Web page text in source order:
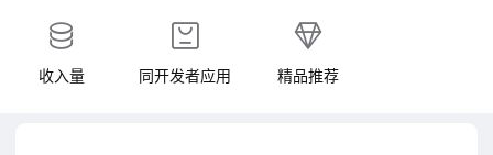
收入量 同开发者应用 精品推荐